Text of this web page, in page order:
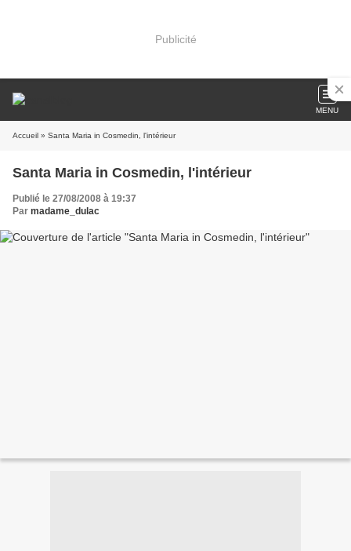
Publicité
MENU
Accueil » Santa Maria in Cosmedin, l'intérieur
Santa Maria in Cosmedin, l'intérieur
Publié le 27/08/2008 à 19:37
Par madame_dulac